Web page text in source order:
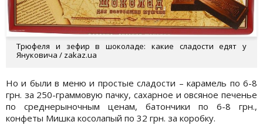
Трюфеля и зефир в шоколаде: какие сладости едят у
Януковича / zakaz.ua
Но и были в меню и простые сладости – карамель по 6-8
грн. за 250-граммовую пачку, сахарное и овсяное печенье
по среднерыночным ценам, батончики по 6-8 грн.,
конфеты Мишка косолапый по 32 грн. за коробку.